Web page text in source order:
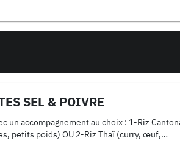
SEL & POIVRE
accompagnement au choix : 1-Riz Cantonais
OU 2-Riz Thaï (curry, œuf,